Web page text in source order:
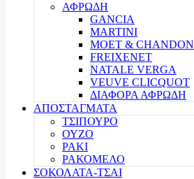
ΑΦΡΩΔΗ
GANCIA
MARTINI
MOET & CHANDON
FREIXENET
NATALE VERGA
VEUVE CLICQUOT
ΔΙΑΦΟΡΑ ΑΦΡΩΔΗ
ΑΠΟΣΤΑΓΜΑΤΑ
ΤΣΙΠΟΥΡΟ
ΟΥΖΟ
ΡΑΚΙ
ΡΑΚΟΜΕΛΟ
ΣΟΚΟΛΑΤΑ-ΤΣΑΙ